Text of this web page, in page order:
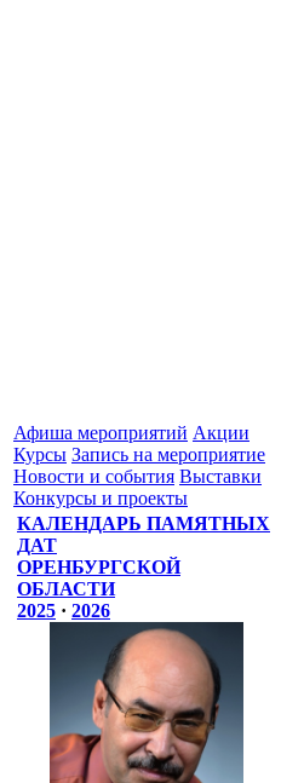
Афиша мероприятий Акции
Курсы Запись на мероприятие
Новости и события Выставки
Конкурсы и проекты
КАЛЕНДАРЬ ПАМЯТНЫХ
ДАТ
ОРЕНБУРГСКОЙ
ОБЛАСТИ
2025 · 2026